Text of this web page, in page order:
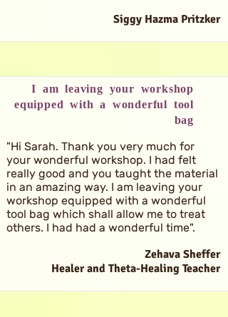
Siggy Hazma Pritzker
I am leaving your workshop
equipped with a wonderful tool
bag
"Hi Sarah. Thank you very much for
your wonderful workshop. I had felt
really good and you taught the material
in an amazing way. I am leaving your
workshop equipped with a wonderful
tool bag which shall allow me to treat
others. I had had a wonderful time".
Zehava Sheffer
Healer and Theta-Healing Teacher